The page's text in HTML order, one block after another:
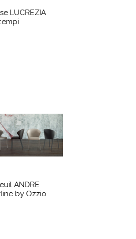
LUCREZIA
ANDRE
by Ozzio